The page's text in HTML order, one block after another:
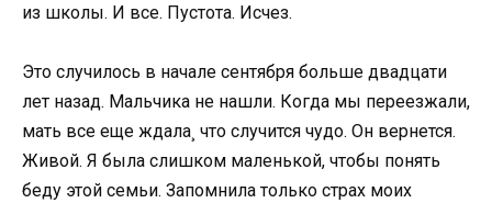
из школы. И все. Пустота. Исчез.
Это случилось в начале сентября больше двадцати
лет назад. Мальчика не нашли. Когда мы переезжали,
мать все еще ждала¸ что случится чудо. Он вернется.
Живой. Я была слишком маленькой, чтобы понять
беду этой семьи. Запомнила только страх моих